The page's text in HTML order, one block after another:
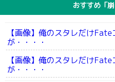
おすすめ「
【画像】俺のスタレだけ
が・・・・
【画像】俺のスタレだけ
が・・・・